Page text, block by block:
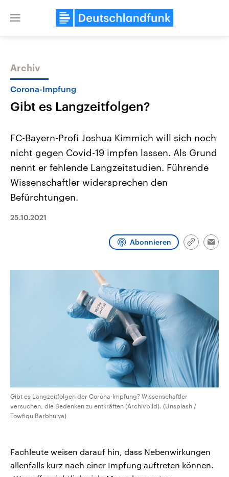
Close
Themen
Landtagswahl Sachsen-Anhalt
2026
Alle Informationen
Sachsen-Anhalt wählt am 6.
Landtag. Seit 2021 wird das
Wahlprogramme, aktuelle Berichte
und Kandidaten der anstehenden
Aktuelle Beiträge,
aktuelle Weltgeschehen.
Archiv
Corona-Impfung
Gibt es Langzeitfolgen?
FC-Bayern-Profi Joshua Kimmich will sich noch
nicht gegen Covid-19 impfen lassen. Als Grund
nennt er fehlende Langzeitstudien. Führende
Wissenschaftler widersprechen den
Befürchtungen.
25.10.2021
Abonnieren
Link
Gibt es Langzeitfolgen der Corona-Impfung? Wissenschaftler
versuchen, die Bedenken zu entkräften (Archivbild). (Unsplash /
Towfiqu Barbhuiya)
Fachleute weisen darauf hin, dass Nebenwirkungen
allenfalls kurz nach einer Impfung auftreten können.